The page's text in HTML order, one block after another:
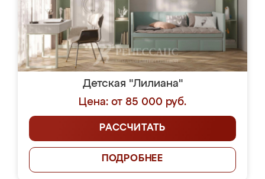
Детская "Лилиана"
Цена: от 85 000 руб.
РАССЧИТАТЬ
ПОДРОБНЕЕ